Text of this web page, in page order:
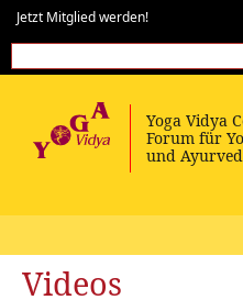
Jetzt Mitglied werden!
Videos